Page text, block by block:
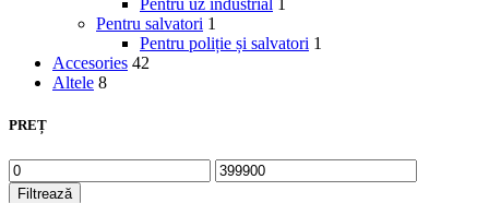
Pentru uz industrial 1
Pentru salvatori 1
Pentru poliție și salvatori 1
Accesories 42
Altele 8
PREȚ
Preț
minim
Preț
maxim
Filtrează